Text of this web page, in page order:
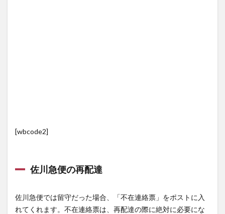
[wbcode2]
佐川急便の再配達
佐川急便では留守だった場合、「不在連絡票」をポストに入
れてくれます。不在連絡票は、再配達の際に絶対に必要にな